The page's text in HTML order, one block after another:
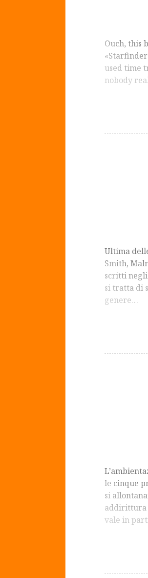
Ouch, this
used time
nobody
Ultima
Smith,
scritti
si tratta di
genere…
le cinque
si
addirittura
vale in